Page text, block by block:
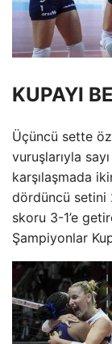
KUPAYI
Üçüncü sette
vuruşlarıyla
karşılaşmada
dördüncü setini
skoru 3-1’e
Şampiyonlar